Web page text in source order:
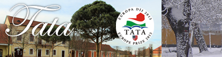
Jump to navigation